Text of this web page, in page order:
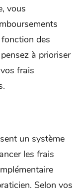
vous
des
à prioriser
frais
un système
les frais
Selon vos